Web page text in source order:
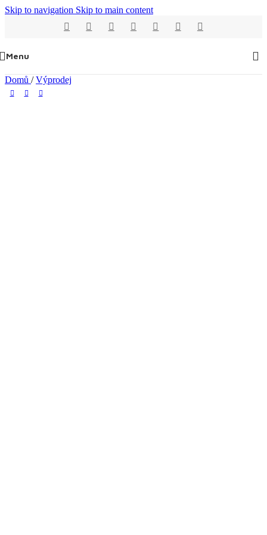
Skip to navigation Skip to main content
Menu
Domů / Výprodej